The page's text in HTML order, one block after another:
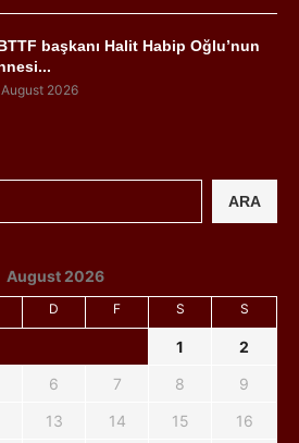
başkanı Halit Habip Oğlu’nun
2026
ARA
August 2026
D F S S
1
2
6 7 8
9
13 14 15 16